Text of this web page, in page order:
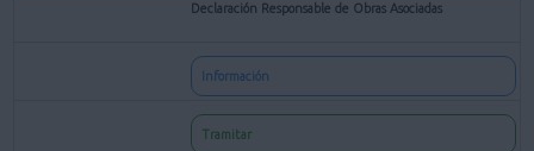
Declaración Responsable de Obras Asociadas
Información
Tramitar